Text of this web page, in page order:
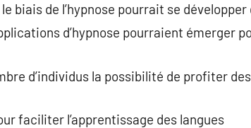
biais de l’hypnose pourrait se
d’hypnose pourraient émerger
d’individus la possibilité de profiter
faciliter l’apprentissage des langues